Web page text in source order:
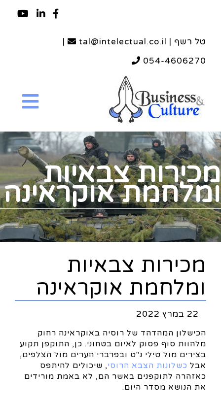
טל רשף | tal@intelectual.co.il
|
054-4606270
מכירות צבאיות
ומלחמת אוקראינה
מכירות צבאיות
ומלחמת אוקראינה
22 במרץ 2022
הכישלון המהדהד של רוסיה באוקראינה רחוק
מלהוות סוף פסוק לאיום בטחוני. כן, התוקפן תקוע
בצירים מול טילי נ"ט ובפרברי הערים מול הצלפים,
אבל כשלונות הצבא הרוסי, שיכולים להיתפס
כאזהרה לתוקפנים באשר הם, לא באמת מורידים
את הנושא מסדר היום.